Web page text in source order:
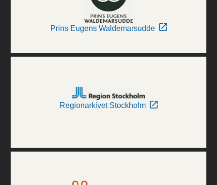
Prins Eugens Waldemarsudde
Regionarkivet Stockholm